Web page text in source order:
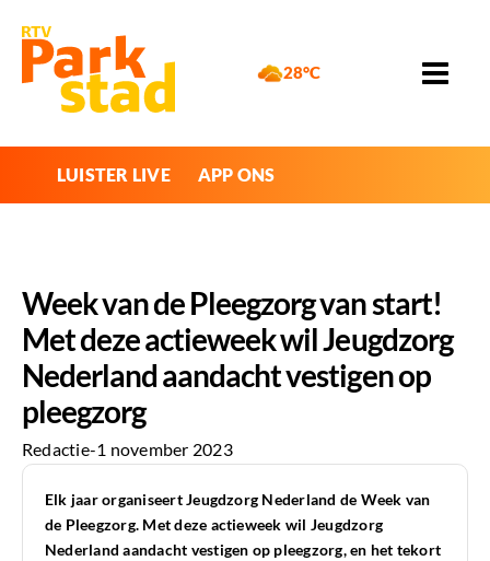
28°C
LUISTER LIVE APP ONS
Week van de Pleegzorg van start!
Met deze actieweek wil Jeugdzorg
Nederland aandacht vestigen op
pleegzorg
Redactie-1 november 2023
Elk jaar organiseert Jeugdzorg Nederland de Week van
de Pleegzorg. Met deze actieweek wil Jeugdzorg
Nederland aandacht vestigen op pleegzorg, en het tekort